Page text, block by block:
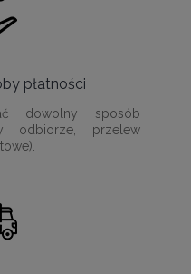
płatności
dowolny sposób
odbiorze, przelew